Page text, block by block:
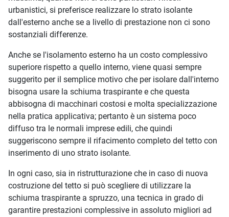
urbanistici, si preferisce realizzare lo strato isolante
dall'esterno anche se a livello di prestazione non ci sono
sostanziali differenze.
Anche se l'isolamento esterno ha un costo complessivo
superiore rispetto a quello interno, viene quasi sempre
suggerito per il semplice motivo che per isolare dall'interno
bisogna usare la schiuma traspirante e che questa
abbisogna di macchinari costosi e molta specializzazione
nella pratica applicativa; pertanto è un sistema poco
diffuso tra le normali imprese edili, che quindi
suggeriscono sempre il rifacimento completo del tetto con
inserimento di uno strato isolante.
In ogni caso, sia in ristrutturazione che in caso di nuova
costruzione del tetto si può scegliere di utilizzare la
schiuma traspirante a spruzzo, una tecnica in grado di
garantire prestazioni complessive in assoluto migliori ad